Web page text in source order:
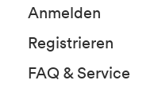
Anmelden
Registrieren
FAQ & Service